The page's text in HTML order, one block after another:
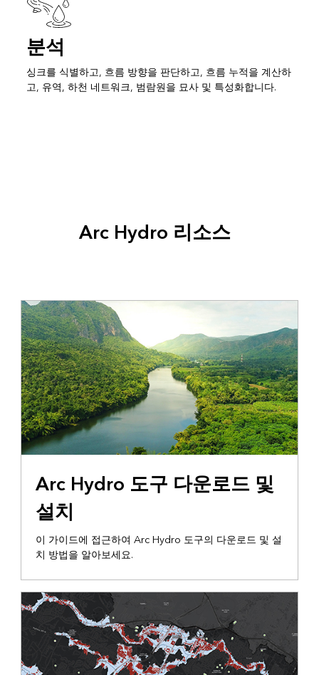
분석
싱크를 식별하고, 흐름 방향을 판단하고, 흐름 누적을 계산하
고, 유역, 하천 네트워크, 범람원을 묘사 및 특성화합니다.
Arc Hydro 리소스
Arc Hydro 도구 다운로드 및
설치
이 가이드에 접근하여 Arc Hydro 도구의 다운로드 및 설
치 방법을 알아보세요.